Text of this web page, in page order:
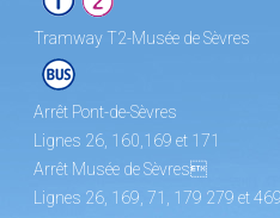
Tramway T2-Musée de Sèvres
Arrêt Pont-de-Sèvres
Lignes 26, 160,169 et 171
Arrêt Musée de Sèvres
Lignes 26, 169, 71, 179 279 et 469